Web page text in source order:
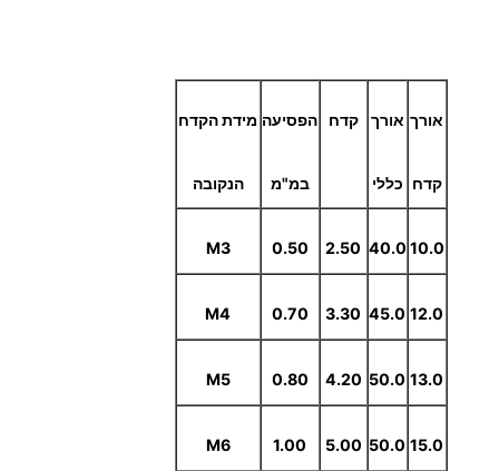
אורך
קדח
אורך
כללי
קדח הפסיעה
במ"מ
מידת הקדח
הנקובה
10.0
40.0
2.50
0.50
M3
12.0
45.0
3.30
0.70
M4
13.0
50.0
4.20
0.80
M5
15.0
50.0
5.00
1.00
M6